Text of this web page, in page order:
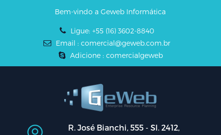
Bem-vindo a Geweb Informática
Ligue: +55 (16) 3602-8840
Email : comercial@geweb.com.br
Adicione : comercialgeweb
R. José Bianchi, 555 - Sl. 2412,